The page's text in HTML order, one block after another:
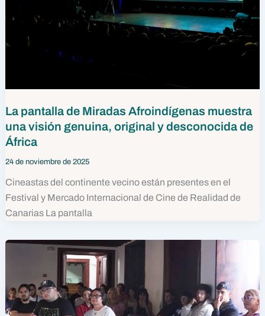
La pantalla de Miradas Afroindígenas muestra
una visión genuina, original y desconocida de
África
24 de noviembre de 2025
Cineastas del continente vecino están presentes en el
Festival y Mercado Internacional de Cine de Realidad de
Canarias La pantalla